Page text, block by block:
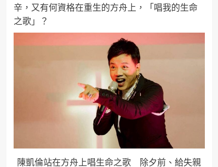
辛，又有何資格在重生的方舟上，「唱我的生命
之歌」？
陳凱倫站在方舟上唱生命之歌 除夕前、給失親